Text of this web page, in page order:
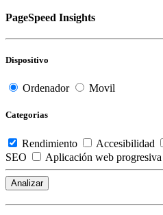
PageSpeed Insights
Dispositivo
Ordenador Movil
Categorias
Rendimiento Accesibilidad
SEO
Aplicación web progresiva
Analizar